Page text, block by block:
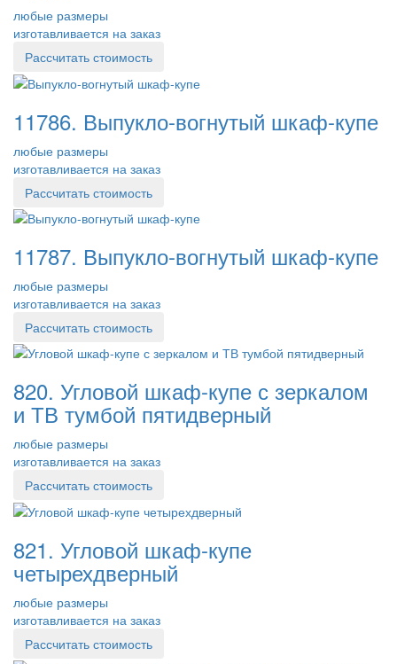
любые размеры
изготавливается на заказ
Рассчитать стоимость
11786. Выпукло-вогнутый шкаф-купе
любые размеры
изготавливается на заказ
Рассчитать стоимость
11787. Выпукло-вогнутый шкаф-купе
любые размеры
изготавливается на заказ
Рассчитать стоимость
820. Угловой шкаф-купе с зеркалом
и ТВ тумбой пятидверный
любые размеры
изготавливается на заказ
Рассчитать стоимость
821. Угловой шкаф-купе
четырехдверный
любые размеры
изготавливается на заказ
Рассчитать стоимость